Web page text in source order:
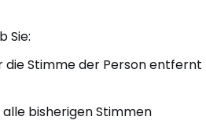
Sie:
Stimme der Person entfernt
bisherigen Stimmen